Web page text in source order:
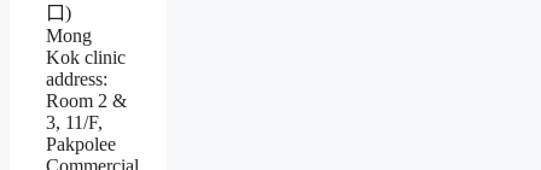
口)
Mong
Kok clinic
address:
Room 2 &
3, 11/F,
Pakpolee
Commercial